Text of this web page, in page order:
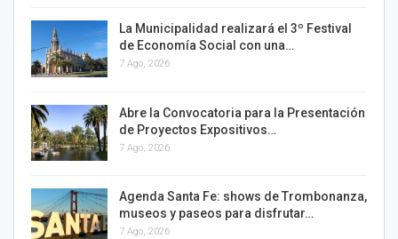
La Municipalidad realizará el 3º Festival
de Economía Social con una…
7 Ago, 2026
Abre la Convocatoria para la Presentación
de Proyectos Expositivos…
7 Ago, 2026
Agenda Santa Fe: shows de Trombonanza,
museos y paseos para disfrutar…
7 Ago, 2026